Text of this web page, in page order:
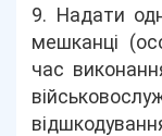
9. Надати
мешканці
час